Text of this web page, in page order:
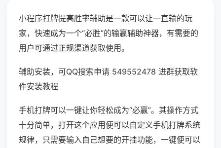
小程序打牌提高胜率辅助是一款可以让一直输的玩
家，快速成为一个“必胜”的输赢辅助神器，有需要的
用户可通过正规渠道获取使用。
辅助安装，可QQ搜索申请 549552478 进群获取软
件安装教程
手机打牌可以一键让你轻松成为“必赢”。其操作方式
十分简单，打开这个应用便可以自定义手机打牌系统
规律，只需要输入自己想要的开挂功能，一键便可以